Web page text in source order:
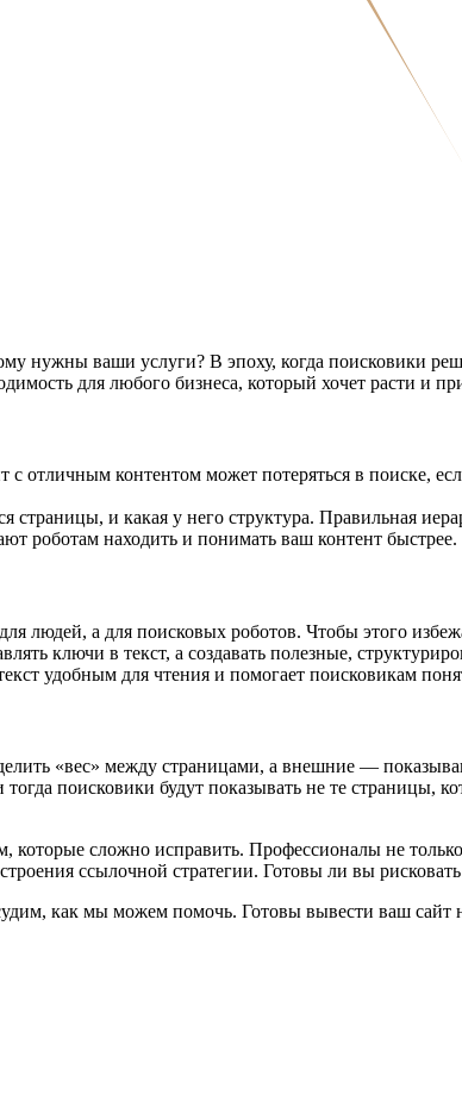
нужны ваши услуги? В эпоху, когда поисковики
для любого бизнеса, который хочет расти и
контентом может потеряться в поиске,
страницы, и какая у него структура. Правильная
роботам находить и понимать ваш контент быстрее.
людей, а для поисковых роботов. Чтобы этого
ключи в текст, а создавать полезные,
удобным для чтения и помогает поисковикам
«вес» между страницами, а внешние —
поисковики будут показывать не те страницы,
сложно исправить. Профессионалы не
ссылочной стратегии. Готовы ли вы
как мы можем помочь. Готовы вывести ваш сайт